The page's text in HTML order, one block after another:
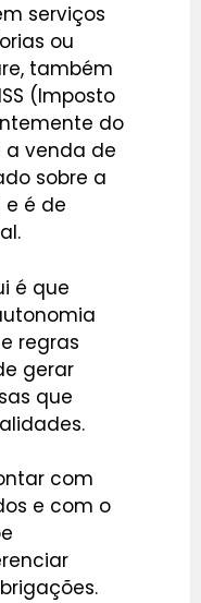
serviços
ou
também
(Imposto
do
a venda de
sobre a
e é de
é que
regras
gerar
que
com
e com o